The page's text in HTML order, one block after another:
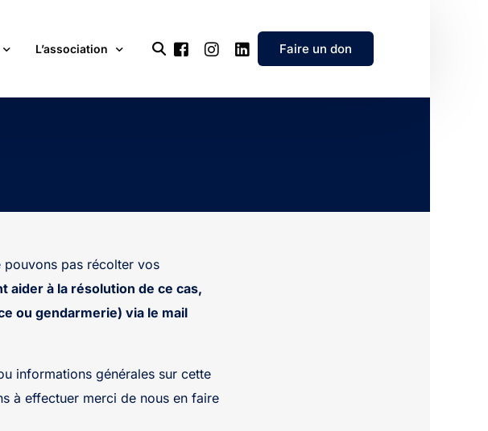
L’association
Devenir bénévole
Contact
Faire un don
pouvons pas récolter vos
aider à la résolution de ce cas,
ou gendarmerie) via le mail
informations générales sur cette
à effectuer merci de nous en faire